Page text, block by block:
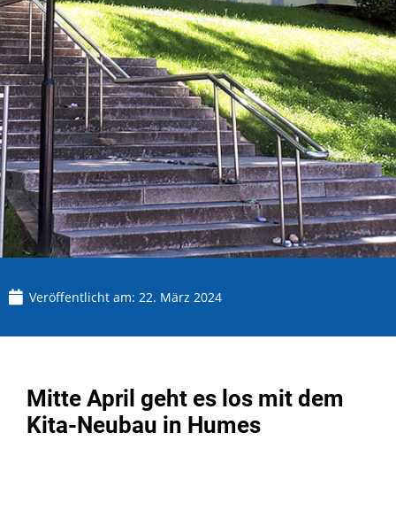
Veröffentlicht am: 22. März 2024
Mitte April geht es los mit dem
Kita-Neubau in Humes